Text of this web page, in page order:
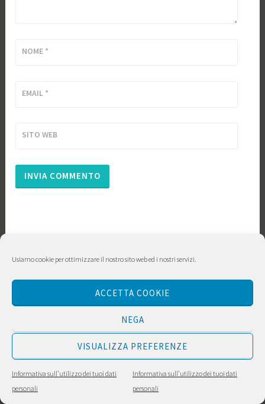
Usiamo cookie per ottimizzare il nostro sito web ed i nostri servizi.
ACCETTA COOKIE
NEGA
VISUALIZZA PREFERENZE
Informativa sull’utilizzo dei tuoi dati
personali
Informativa sull’utilizzo dei tuoi dati
personali
NOME *
EMAIL *
SITO WEB